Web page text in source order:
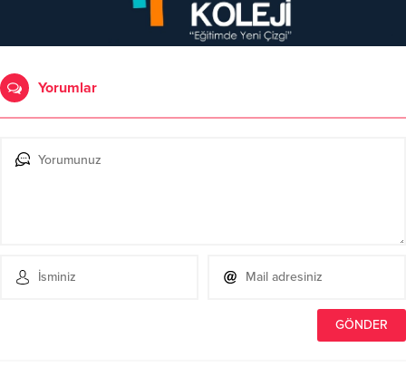
Yorumlar